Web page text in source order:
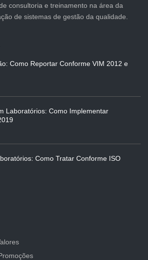
consultoria e treinamento na área da
de sistemas de gestão da qualidade.
Como Reportar Conforme VIM 2012 e
Laboratórios: Como Implementar
Como Tratar Conforme ISO